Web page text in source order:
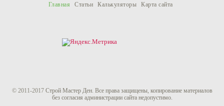
Главная Статьи Калькуляторы Карта сайта
© 2011-2017 Строй Мастер Ден. Все права защищены, копирование материалов
без согласия администрации сайта недопустимо.